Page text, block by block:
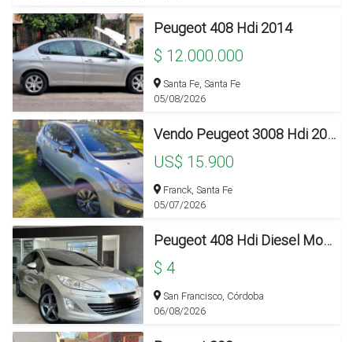
Peugeot 408 Hdi 2014
$ 12.000.000
Santa Fe, Santa Fe
05/08/2026
Vendo Peugeot 3008 Hdi 2017
US$ 15.900
Franck, Santa Fe
05/07/2026
Peugeot 408 Hdi Diesel Modelo 2014 /168 Km
$ 4
San Francisco, Córdoba
06/08/2026